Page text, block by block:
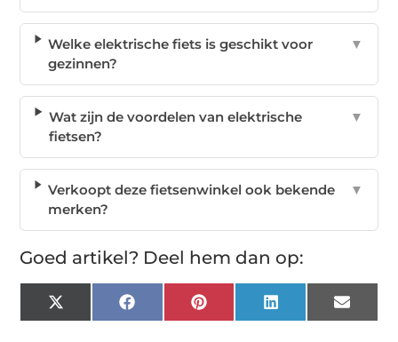
Welke elektrische fiets is geschikt voor
gezinnen?
▼
Wat zijn de voordelen van elektrische
fietsen?
▼
Verkoopt deze fietsenwinkel ook bekende
merken?
▼
Goed artikel? Deel hem dan op:
X
(Twitter)
Facebook Pinterest LinkedIn Email